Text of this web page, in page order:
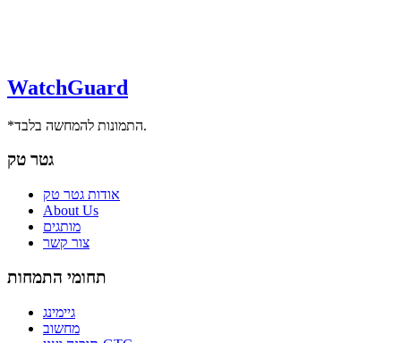
WatchGuard
*התמונות להמחשה בלבד.
גטר טק
אודות גטר טק
About Us
מותגים
צור קשר
תחומי התמחות
גיימינג
מחשוב